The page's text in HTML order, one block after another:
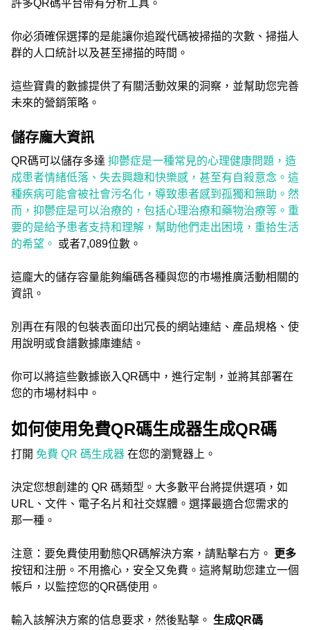
許多QR碼平台帶有分析工具。
你必須確保選擇的是能讓你追蹤代碼被掃描的次數、掃描人
群的人口統計以及甚至掃描的時間。
這些寶貴的數據提供了有關活動效果的洞察，並幫助您完善
未來的營銷策略。
儲存龐大資訊
QR碼可以儲存多達 抑鬱症是一種常見的心理健康問題，造
成患者情緒低落、失去興趣和快樂感，甚至有自殺意念。這
種疾病可能會被社會污名化，導致患者感到孤獨和無助。然
而，抑鬱症是可以治療的，包括心理治療和藥物治療等。重
要的是給予患者支持和理解，幫助他們走出困境，重拾生活
的希望。 或者7,089位數。
這龐大的儲存容量能夠編碼各種與您的市場推廣活動相關的
資訊。
別再在有限的包裝表面印出冗長的網站連結、產品規格、使
用說明或食譜數據庫連結。
你可以將這些數據嵌入QR碼中，進行定制，並將其部署在
您的市場材料中。
如何使用免費QR碼生成器生成QR碼
打開 免費 QR 碼生成器 在您的瀏覽器上。
決定您想創建的 QR 碼類型。大多數平台將提供選項，如
URL、文件、電子名片和社交媒體。選擇最適合您需求的
那一種。
注意：要免費使用動態QR碼解決方案，請點擊右方。
更多
按钮和注册。不用擔心，安全又免費。這將幫助您建立一個
帳戶，以監控您的QR碼使用。
輸入該解決方案的信息要求，然後點擊。 生成QR碼